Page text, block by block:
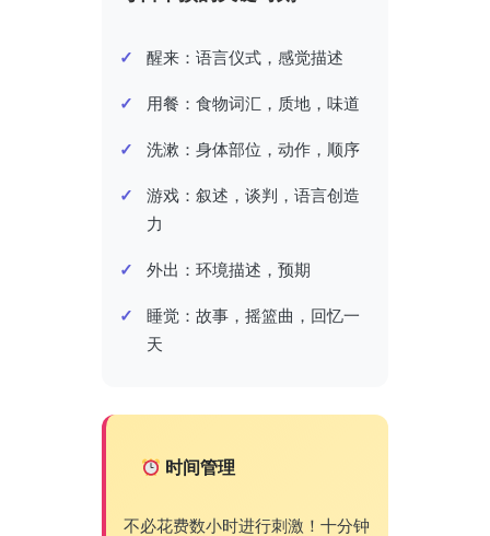
醒来：语言仪式，感觉描述
用餐：食物词汇，质地，味道
洗漱：身体部位，动作，顺序
游戏：叙述，谈判，语言创造
力
外出：环境描述，预期
睡觉：故事，摇篮曲，回忆一
天
时间管理
不必花费数小时进行刺激！十分钟